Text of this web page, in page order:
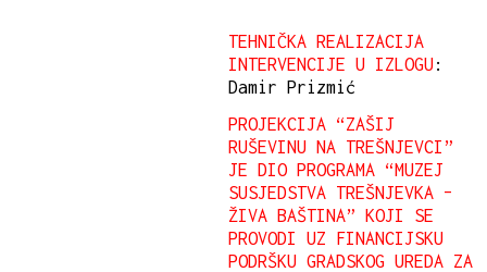
TEHNIČKA REALIZACIJA
INTERVENCIJE U IZLOGU:
Damir Prizmić
PROJEKCIJA “ZAŠIJ
RUŠEVINU NA TREŠNJEVCI”
JE DIO PROGRAMA “MUZEJ
SUSJEDSTVA TREŠNJEVKA –
ŽIVA BAŠTINA” KOJI SE
PROVODI UZ FINANCIJSKU
PODRŠKU GRADSKOG UREDA ZA